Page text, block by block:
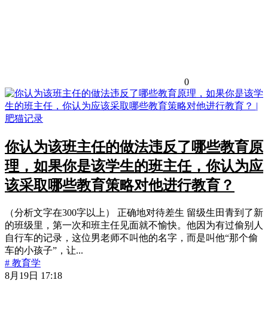
0
你认为该班主任的做法违反了哪些教育原
理，如果你是该学生的班主任，你认为应
该采取哪些教育策略对他进行教育？
（分析文字在300字以上） 正确地对待差生 留级生田青到了新
的班级里，第一次和班主任见面就不愉快。他因为有过偷别人
自行车的记录，这位男老师不叫他的名字，而是叫他“那个偷
车的小孩子”，让...
# 教育学
8月19日 17:18